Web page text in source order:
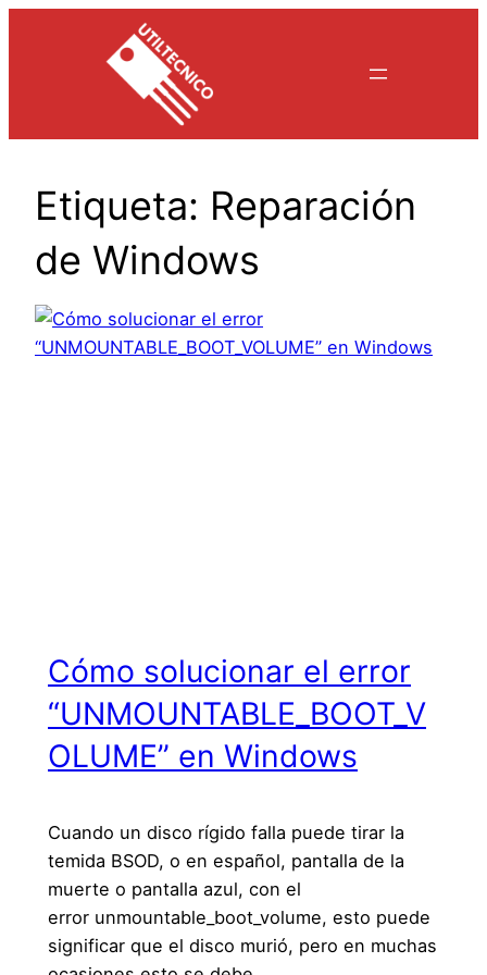
Etiqueta: Reparación
de Windows
Cómo solucionar el error
“UNMOUNTABLE_BOOT_V
OLUME” en Windows
Cuando un disco rígido falla puede tirar la
temida BSOD, o en español, pantalla de la
muerte o pantalla azul, con el
error unmountable_boot_volume, esto puede
significar que el disco murió, pero en muchas